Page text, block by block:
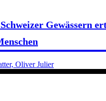
Gewässern
Oliver Julier